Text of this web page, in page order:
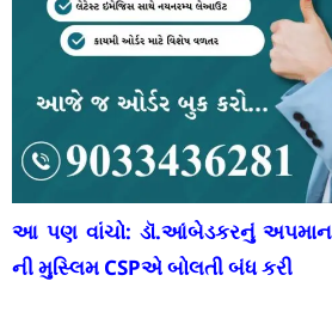
આ પણ વાંચો: ડૉ.આંબેડકરનું
ની મુસ્લિમ CSPએ બોલતી બંધ કરી